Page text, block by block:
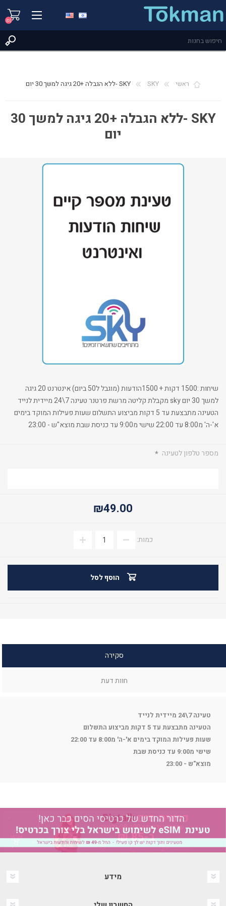
(0)
ראשי SKY SKY -ללא הגבלה +20 גיגה למשך 30 יום
SKY -ללא הגבלה +20 גיגה למשך 30
יום
שיחות :1500 דקות + 1500הודעות (מוגבל ל50 ביום) אינטרנט 20 גיגה
למשך 30 יום sky מקבלת קליטה מרשת פרטנר טעינה 7\24 מיידית לנייד
הטעינה מתבצעת עד 5 דקות מביצוע התשלום שעות פעילות המוקד בימים
א'-ה' מ8:00 עד 22:00 שישי מ9:00 עד כניסת שבת מוצא"ש - 23:00
מספר טלפון לטעינה *
₪49.00
כמות:
הוסף לסל
סקירה
חוות דעת
טעינה 7\24 מיידית לנייד
הטעינה מתבצעת עד 5 דקות מביצוע התשלום
שעות פעילות המוקד בימים א'-ה' מ8:00 עד 22:00
שישי מ9:00 עד כניסת שבת
מוצא"ש - 23:00
מידע